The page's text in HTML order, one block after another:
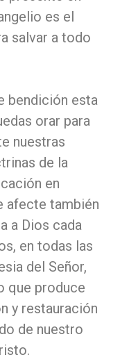
es el
salvar a todo
bendición esta
orar para
nuestras
de la
en
afecte también
a Dios cada
en todas las
del Señor,
que produce
y restauración
de nuestro